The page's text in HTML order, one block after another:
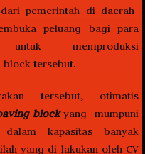
pemerintah di daerah-
peluang bagi para
memproduksi
block tersebut.
tersebut, otimatis
blockyang mumpuni
kapasitas banyak
yang di lakukan oleh CV